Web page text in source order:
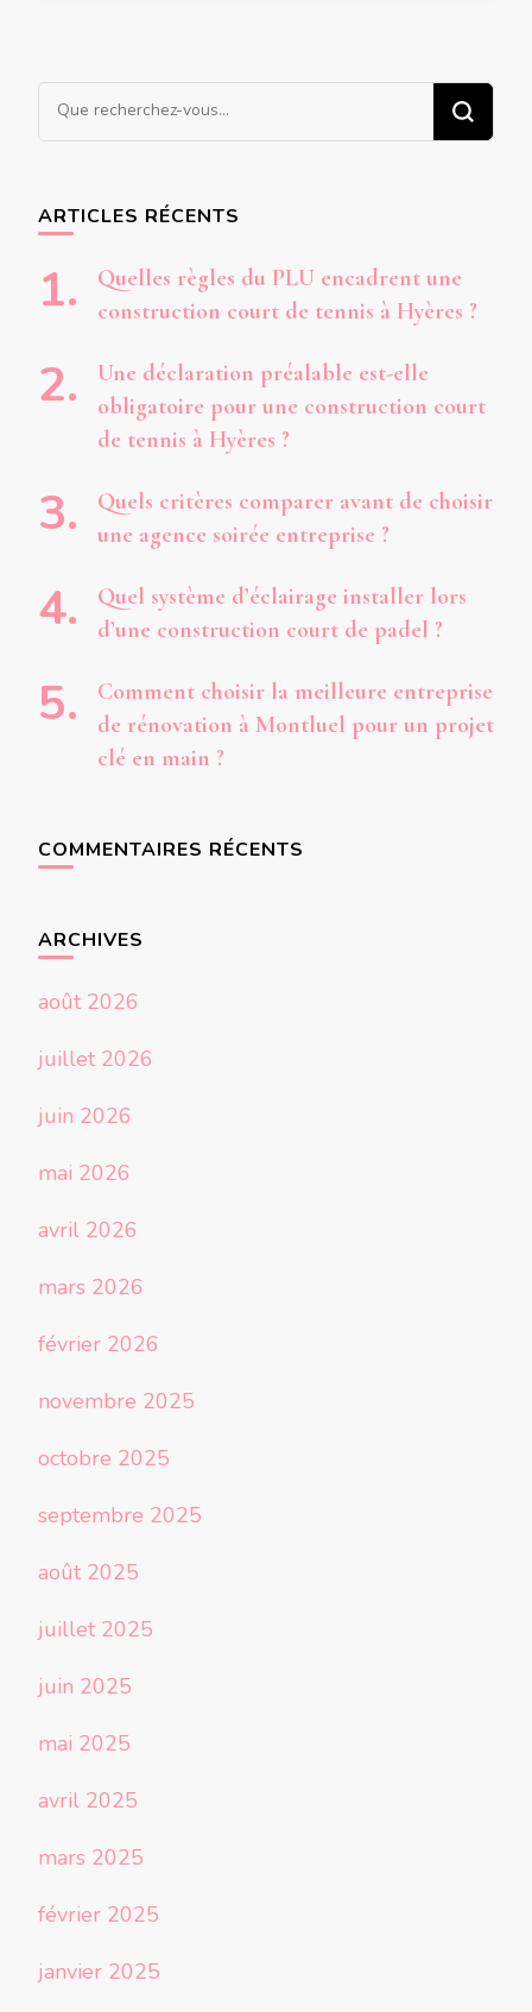
Vous
recherchiez
ARTICLES RÉCENTS
Quelles règles du PLU encadrent une
construction court de tennis à Hyères ?
Une déclaration préalable est-elle
obligatoire pour une construction court
de tennis à Hyères ?
Quels critères comparer avant de choisir
une agence soirée entreprise ?
Quel système d’éclairage installer lors
d’une construction court de padel ?
Comment choisir la meilleure entreprise
de rénovation à Montluel pour un projet
clé en main ?
COMMENTAIRES RÉCENTS
ARCHIVES
août 2026
juillet 2026
juin 2026
mai 2026
avril 2026
mars 2026
février 2026
novembre 2025
octobre 2025
septembre 2025
août 2025
juillet 2025
juin 2025
mai 2025
avril 2025
mars 2025
février 2025
janvier 2025